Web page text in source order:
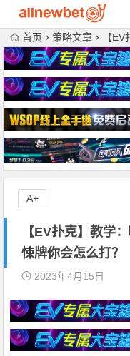
首页 策略文章 【EV
【EV扑克】教学
悚牌你会怎么打？
2023年4月15日
A+